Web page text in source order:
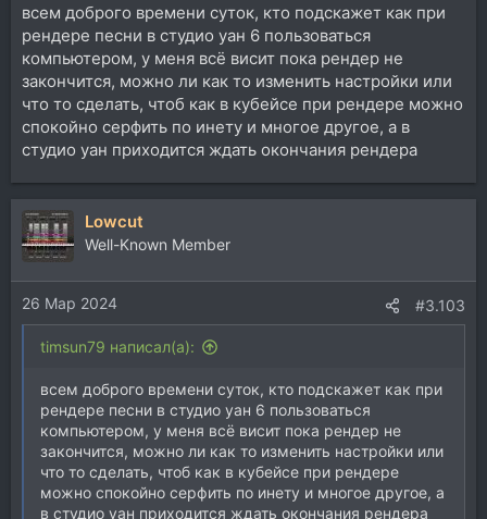
всем доброго времени суток, кто подскажет как при
рендере песни в студио уан 6 пользоваться
компьютером, у меня всё висит пока рендер не
закончится, можно ли как то изменить настройки или
что то сделать, чтоб как в кубейсе при рендере можно
спокойно серфить по инету и многое другое, а в
студио уан приходится ждать окончания рендера
Lowcut
Well-Known Member
26 Мар 2024 #3.103
timsun79 написал(а):
всем доброго времени суток, кто подскажет как при
рендере песни в студио уан 6 пользоваться
компьютером, у меня всё висит пока рендер не
закончится, можно ли как то изменить настройки или
что то сделать, чтоб как в кубейсе при рендере
можно спокойно серфить по инету и многое другое, а
в студио уан приходится ждать окончания рендера